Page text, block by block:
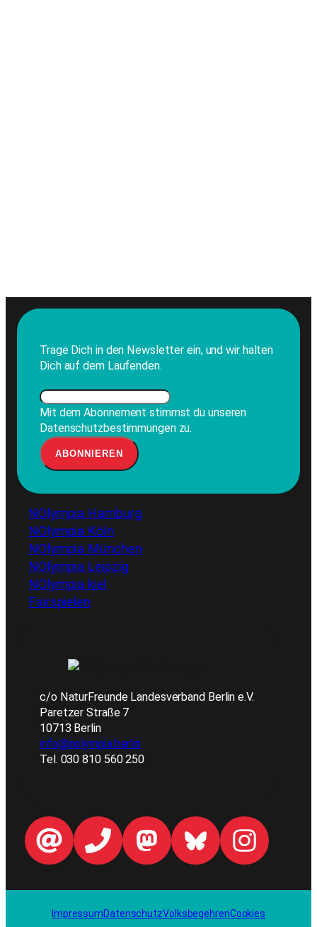
Trage Dich in den Newsletter ein, und wir halten
Dich auf dem Laufenden.
Mit dem Abonnement stimmst du unseren
Datenschutzbestimmungen zu.
NOlympia Hamburg
NOlympia Köln
NOlympia München
NOlympia Leipzig
NOlympia kiel
Fairspielen
c/o NaturFreunde Landesverband Berlin e.V.
Paretzer Straße 7
10713 Berlin
info@nolympia.berlin
Tel. 030 810 560 250
ImpressumDatenschutzVolksbegehrenCookies